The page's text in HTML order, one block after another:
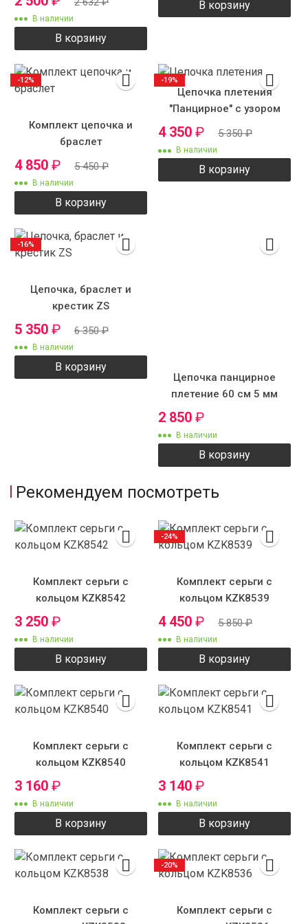
В наличии
В корзину
В корзину
Комплект цепочка и
браслет
4 850 ₽ 5 450₽
В наличии
В корзину
-12%
Цепочка плетения
"Панцирное" с узором
4 350 ₽ 5 350₽
В наличии
В корзину
-19%
Цепочка, браслет и
крестик ZS
5 350 ₽ 6 350₽
В наличии
В корзину
-16%
Цепочка панцирное
плетение 60 см 5 мм
2 850 ₽
В наличии
В корзину
Рекомендуем посмотреть
Комплект серьги с
кольцом KZK8542
3 250 ₽
В наличии
В корзину
Комплект серьги с
кольцом KZK8539
4 450 ₽ 5 850₽
В наличии
В корзину
-24%
Комплект серьги с
кольцом KZK8540
3 160 ₽
В наличии
В корзину
Комплект серьги с
кольцом KZK8541
3 140 ₽
В наличии
В корзину
Комплект серьги с
Комплект серьги с
-20%